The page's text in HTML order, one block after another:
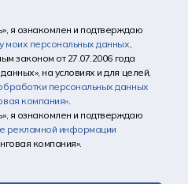
я ознакомлен и подтверждаю
моих персональных данных,
законом от 27.07.2006 года
на условиях и для целей,
персональных данных
компания».
я ознакомлен и подтверждаю
рекламной информации
компания».